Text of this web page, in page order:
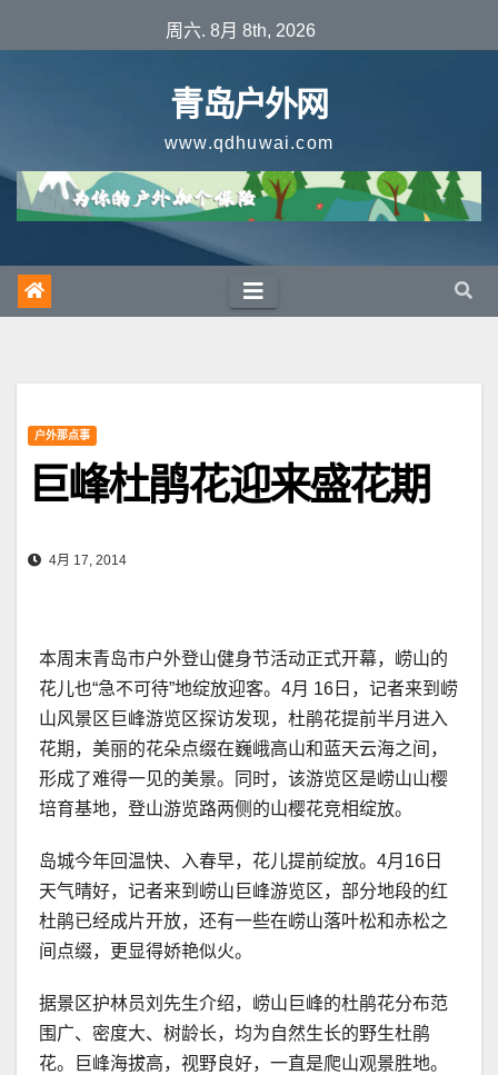
至
周六. 8月 8th, 2026
青岛户外网
www.qdhuwai.com
户外那点事
巨峰杜鹃花迎来盛花期
4月 17, 2014
本周末青岛市户外登山健身节活动正式开幕，崂山的
花儿也“急不可待”地绽放迎客。4月 16日，记者来到崂
山风景区巨峰游览区探访发现，杜鹃花提前半月进入
花期，美丽的花朵点缀在巍峨高山和蓝天云海之间，
形成了难得一见的美景。同时，该游览区是崂山山樱
培育基地，登山游览路两侧的山樱花竞相绽放。
岛城今年回温快、入春早，花儿提前绽放。4月16日
天气晴好，记者来到崂山巨峰游览区，部分地段的红
杜鹃已经成片开放，还有一些在崂山落叶松和赤松之
间点缀，更显得娇艳似火。
据景区护林员刘先生介绍，崂山巨峰的杜鹃花分布范
围广、密度大、树龄长，均为自然生长的野生杜鹃
花。巨峰海拔高，视野良好，一直是爬山观景胜地。